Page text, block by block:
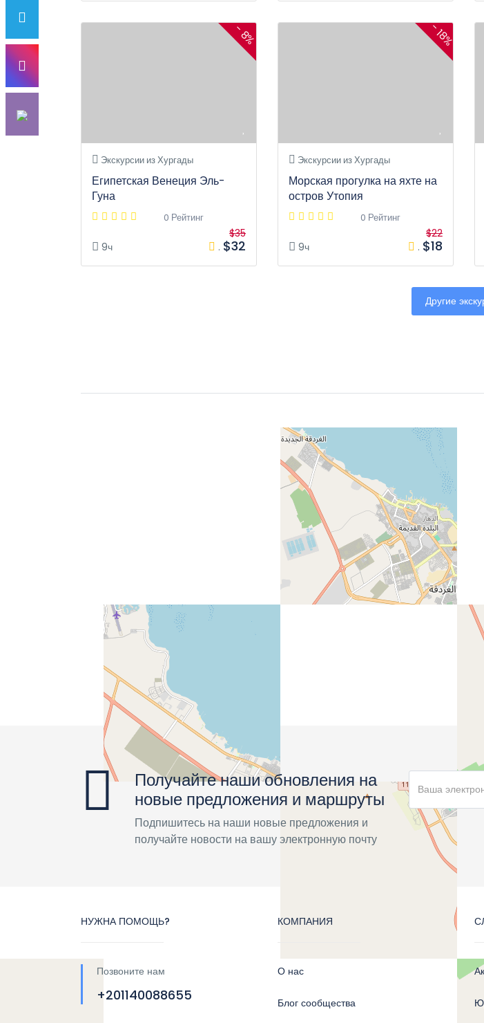
- 8%
Экскурсии из Хургады
Египетская Венеция Эль-
Гуна
0 Рейтинг
9ч .
$35
$32
- 18%
Экскурсии из Хургады
Морская прогулка на яхте на
остров Утопия
0 Рейтинг
9ч .
$22
$18
Другие
Получайте наши обновления на
новые предложения и маршруты
Подпишитесь на наши новые предложения и
получайте новости на вашу электронную почту
НУЖНА ПОМОЩЬ?
Позвоните нам
+201140088655
КОМПАНИЯ
О нас
Блог сообщества